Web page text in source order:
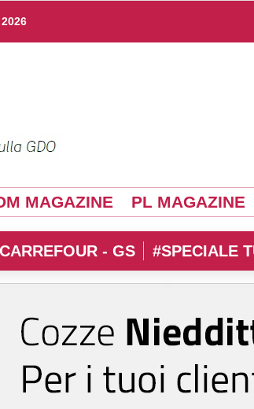
MAGAZINE PL MAGAZINE
- GS #SPECIALE